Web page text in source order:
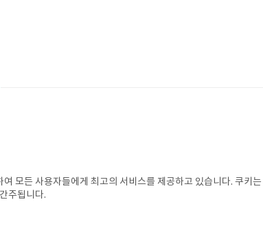
모든 사용자들에게 최고의 서비스를 제공하고 있습니다. 쿠
주됩니다.